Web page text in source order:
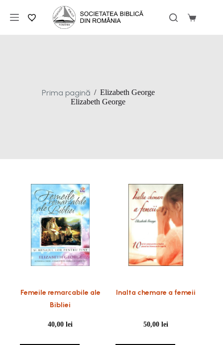
conținut
Coș
Prima pagină / Elizabeth George
Elizabeth George
Femeile remarcabile ale
Bibliei
40,00lei
Inalta chemare a femeii
50,00lei